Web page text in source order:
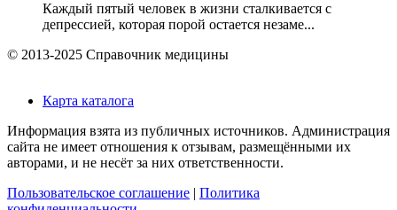
Каждый пятый человек в жизни сталкивается с
депрессией, которая порой остается незаме...
© 2013-2025 Справочник медицины
Карта каталога
Информация взята из публичных источников. Администрация
сайта не имеет отношения к отзывам, размещёнными их
авторами, и не несёт за них ответственности.
Пользовательское соглашение
Политика